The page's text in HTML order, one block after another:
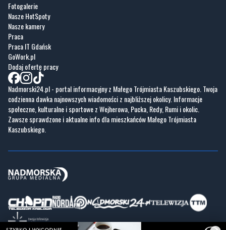
Fotogalerie
Nasze HotSpoty
Nasze kamery
Praca
Praca IT Gdańsk
GoWork.pl
Dodaj ofertę pracy
Nadmorski24.pl - portal informacyjny z Małego Trójmiasta Kaszubskiego. Twoja
codzienna dawka najnowszych wiadomości z najbliższej okolicy. Informacje
społeczne, kulturalne i sportowe z Wejherowa, Pucka, Redy, Rumi i okolic.
Zawsze sprawdzone i aktualne info dla mieszkańców Małego Trójmiasta
Kaszubskiego.